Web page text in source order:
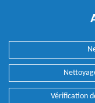
Vérification